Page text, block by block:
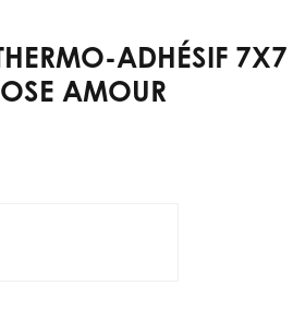
ADHÉSIF 7X7
AMOUR